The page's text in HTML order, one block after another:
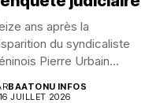
ans après la
du syndicaliste
Pierre Urbain
BAATONU INFOS
16 JUILLET 2026